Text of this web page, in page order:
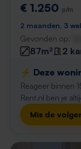
€ 1.250 p/m
2 maanden, 3
Gevonden op:
87m²
2
⚡️ Deze
Reageer binnen
Rent.nl ben je
Mis de